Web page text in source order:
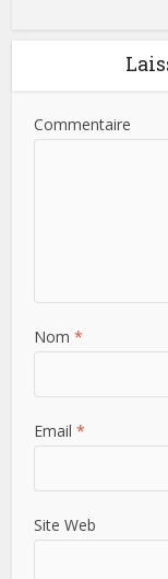
Commentaire
Nom *
Email *
Site Web